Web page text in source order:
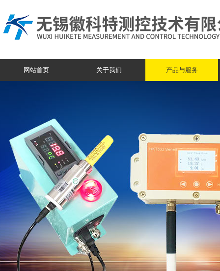
网站首页 关于我们 产品与服务